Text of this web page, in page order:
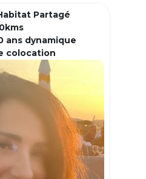
Partagé
ans dynamique
colocation